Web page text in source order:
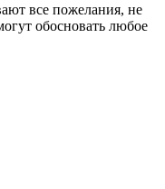
все пожелания, не
обосновать любое